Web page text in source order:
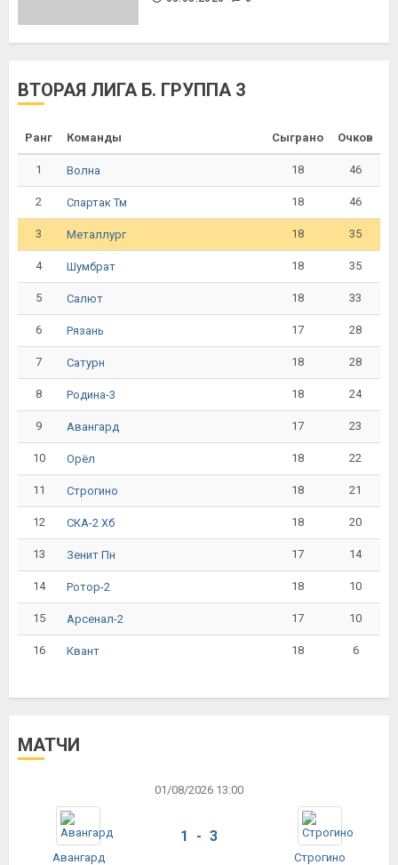
ВТОРАЯ ЛИГА Б. ГРУППА 3
Ранг Команды Сыграно Очков
1 Волна 18 46
2 Спартак Тм 18 46
3 Металлург 18 35
4 Шумбрат 18 35
5 Салют 18 33
6 Рязань 17 28
7 Сатурн 18 28
8 Родина-3 18 24
9 Авангард 17 23
10 Орёл 18 22
11 Строгино 18 21
12 СКА-2 Хб 18 20
13 Зенит Пн 17 14
14 Ротор-2 18 10
15 Арсенал-2 17 10
16 Квант 18 6
МАТЧИ
01/08/2026 13:00
Авангард
1 - 3
Строгино